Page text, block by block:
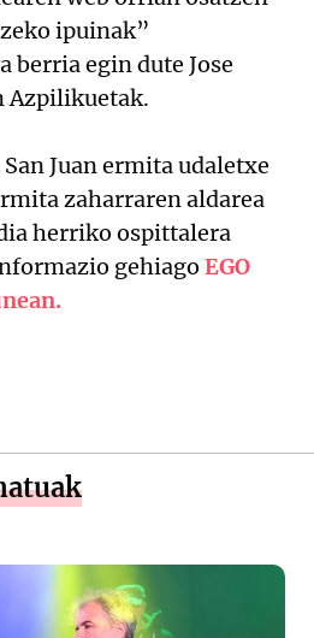
ipuinak”
berria egin dute Jose
Azpilikuetak.
Juan ermita udaletxe
zaharraren aldarea
herriko ospittalera
gehiago EGO